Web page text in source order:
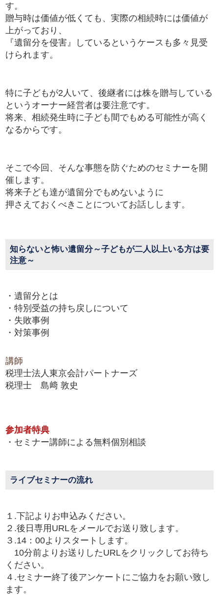
す。
贈与時は価値が低くても、実際の相続時には価値が
上がっており、
『遺留分を侵害』しているというケースも多々見受
けられます。
特に子どもが2人いて、後継者には株を贈与している
というオーナー経営者は要注意です。
将来、相続発生時に子ども間でもめる可能性が高く
なるからです。
そこで今回、そんな事態を防ぐためのセミナーを開
催します。
将来子ども達が遺留分でもめないように
押さえておくべきことについてお話しします。
知らないと怖い遺留分～子どもが二人以上いる方は要
注意～
・遺留分とは
・特別受益の持ち戻しについて
・失敗事例
・対策事例
講師
税理士法人東京会計パートナーズ
税理士 島﨑 敦史
参加者特典
・セミナー講師による無料個別相談
ライブセミナーの流れ
１.下記よりお申込みください。
２.後日専用URLをメールでお送り致します。
３.14：00よりスタートします。
10分前よりお送りしたURLをクリックしてお待ち
ください。
４.セミナー終了後アンケートにご協力をお願い致し
ます。